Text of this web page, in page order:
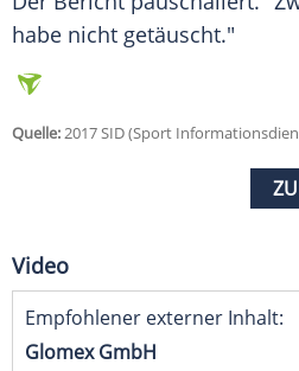
habe nicht getäuscht."
Quelle:2017 SID (Sport
Video
Empfohlener externer Inhalt:
Glomex GmbH